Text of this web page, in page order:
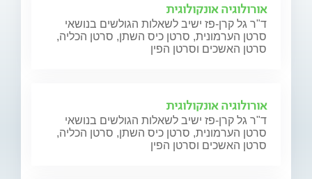
אורולוגיה אונקולוגית
ד"ר גל קרן-פז ישיב לשאלות הגולשים בנושאי
סרטן הערמונית, סרטן כיס השתן, סרטן הכליה,
סרטן האשכים וסרטן הפין
אורולוגיה אונקולוגית
ד"ר גל קרן-פז ישיב לשאלות הגולשים בנושאי
סרטן הערמונית, סרטן כיס השתן, סרטן הכליה,
סרטן האשכים וסרטן הפין